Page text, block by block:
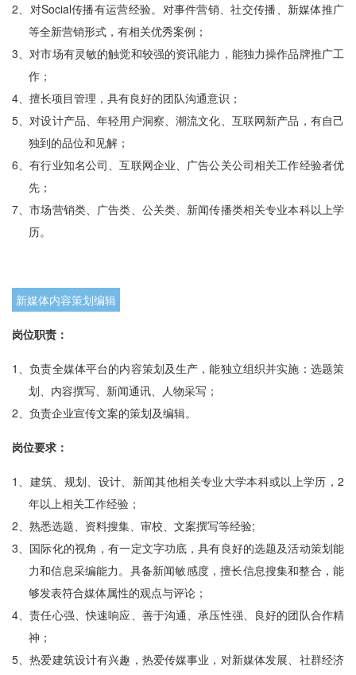
2、 对Social传播有运营经验。对事件营销、社交传播、新媒体推广
等全新营销形式，有相关优秀案例；
3、对市场有灵敏的触觉和较强的资讯能力，能独力操作品牌推广工
作；
4、 擅长项目管理，具有良好的团队沟通意识；
5、对设计产品、年轻用户洞察、潮流文化、互联网新产品，有自己
独到的品位和见解；
6、有行业知名公司、互联网企业、广告公关公司相关工作经验者优
先；
7、市场营销类、广告类、公关类、新闻传播类相关专业本科以上学
历。
新媒体内容策划编辑
岗位职责：
1、负责全媒体平台的内容策划及生产，能独立组织并实施：选题策
划、内容撰写、新闻通讯、人物采写；
2、 负责企业宣传文案的策划及编辑。
岗位要求：
1、 建筑、规划、设计、新闻其他相关专业大学本科或以上学历，2
年以上相关工作经验；
2、 熟悉选题、资料搜集、审校、文案撰写等经验;
3、 国际化的视角，有一定文字功底，具有良好的选题及活动策划能
力和信息采编能力。具备新闻敏感度，擅长信息搜集和整合，能
够发表符合媒体属性的观点与评论；
4、责任心强、快速响应、善于沟通、承压性强、良好的团队合作精
神；
5、热爱建筑设计有兴趣，热爱传媒事业，对新媒体发展、社群经济